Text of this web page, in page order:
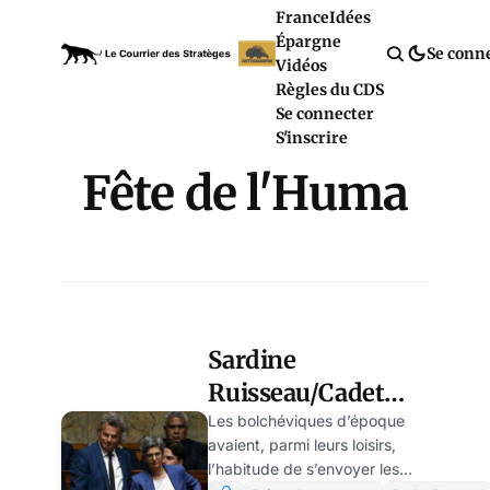
FranceIdées
Épargne
Vidéos
Règles du CDS
Se connecter
S'inscrire
Se
Fête de l'Huma
Sardine
Ruisseau/Cadet
Roussel : le
déviationnisme du
Les bolchéviques d’époque
avaient, parmi leurs loisirs,
l’habitude de s’envoyer les